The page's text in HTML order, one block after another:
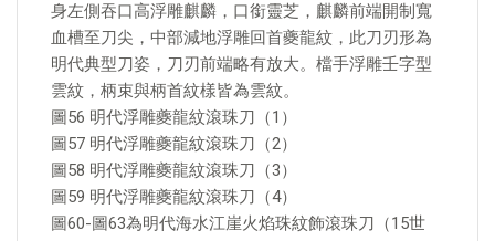
身左側吞口高浮雕麒麟，口銜靈芝，麒麟前端開制寬
血槽至刀尖，中部減地浮雕回首夔龍紋，此刀刃形為
明代典型刀姿，刀刃前端略有放大。檔手浮雕壬字型
雲紋，柄束與柄首紋樣皆為雲紋。
圖56 明代浮雕夔龍紋滾珠刀（1）
圖57 明代浮雕夔龍紋滾珠刀（2）
圖58 明代浮雕夔龍紋滾珠刀（3）
圖59 明代浮雕夔龍紋滾珠刀（4）
圖60-圖63為明代海水江崖火焰珠紋飾滾珠刀（15世